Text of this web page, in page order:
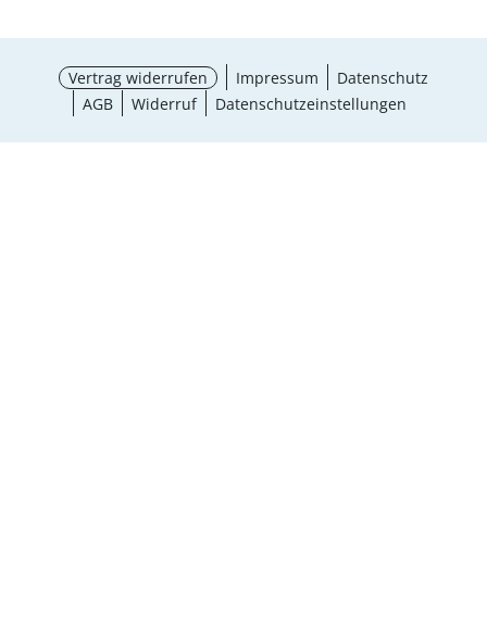
Vertrag widerrufen Impressum
Datenschutz
AGB
Widerruf Datenschutzeinstellungen